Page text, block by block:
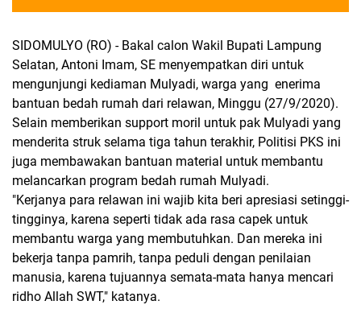
SIDOMULYO (RO) - Bakal calon Wakil Bupati Lampung
Selatan, Antoni Imam, SE menyempatkan diri untuk
mengunjungi kediaman Mulyadi, warga yang enerima
bantuan bedah rumah dari relawan, Minggu (27/9/2020).
Selain memberikan support moril untuk pak Mulyadi yang
menderita struk selama tiga tahun terakhir, Politisi PKS ini
juga membawakan bantuan material untuk membantu
melancarkan program bedah rumah Mulyadi.
"Kerjanya para relawan ini wajib kita beri apresiasi setinggi-
tingginya, karena seperti tidak ada rasa capek untuk
membantu warga yang membutuhkan. Dan mereka ini
bekerja tanpa pamrih, tanpa peduli dengan penilaian
manusia, karena tujuannya semata-mata hanya mencari
ridho Allah SWT," katanya.